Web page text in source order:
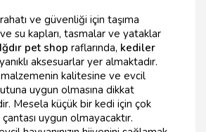
ve güvenliği için taşıma
su kapları, tasmalar ve yataklar
Iğdır pet shop raflarında, kediler
aksesuarlar yer almaktadır.
kalitesine ve evcil
uygun olmasına dikkat
Mesela küçük bir kedi için çok
uygun olmayacaktır.